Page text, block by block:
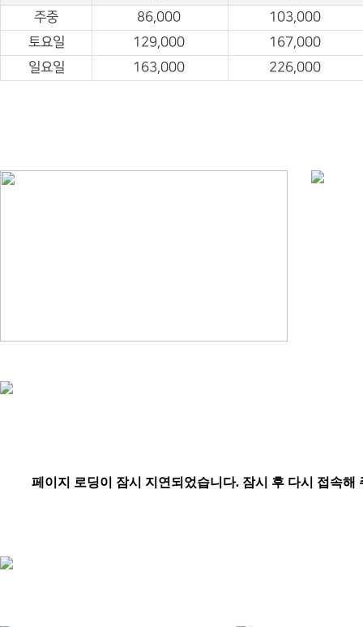
주중
86,000
103,000
토요일
129,000
167,000
일요일
163,000 226,000